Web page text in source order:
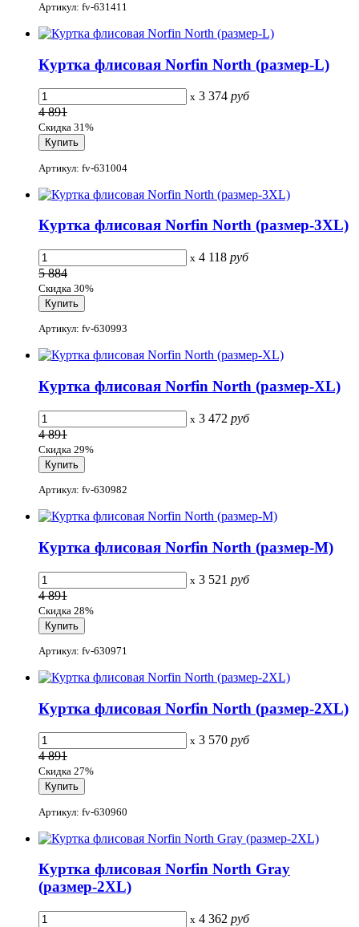
Артикул: fv-631411
Куртка флисовая Norfin North (размер-L)
x 3 374 руб
4 891
Скидка 31%
Артикул: fv-631004
Куртка флисовая Norfin North (размер-3XL)
x 4 118 руб
5 884
Скидка 30%
Артикул: fv-630993
Куртка флисовая Norfin North (размер-XL)
x 3 472 руб
4 891
Скидка 29%
Артикул: fv-630982
Куртка флисовая Norfin North (размер-M)
x 3 521 руб
4 891
Скидка 28%
Артикул: fv-630971
Куртка флисовая Norfin North (размер-2XL)
x 3 570 руб
4 891
Скидка 27%
Артикул: fv-630960
Куртка флисовая Norfin North Gray
(размер-2XL)
x 4 362 руб